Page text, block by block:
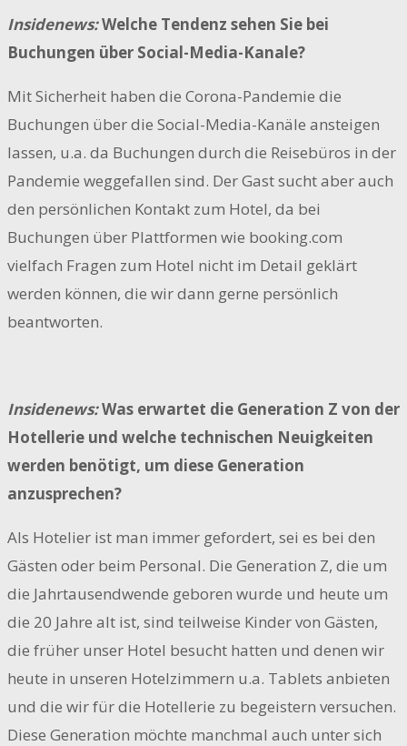
Insidenews:Welche Tendenz sehen Sie bei
Buchungen über Social-Media-Kanale?
Mit Sicherheit haben die Corona-Pandemie die
Buchungen über die Social-Media-Kanäle ansteigen
lassen, u.a. da Buchungen durch die Reisebüros in der
Pandemie weggefallen sind. Der Gast sucht aber auch
den persönlichen Kontakt zum Hotel, da bei
Buchungen über Plattformen wie booking.com
vielfach Fragen zum Hotel nicht im Detail geklärt
werden können, die wir dann gerne persönlich
beantworten.
Insidenews:Was erwartet die Generation Z von der
Hotellerie und welche technischen Neuigkeiten
werden benötigt, um diese Generation
anzusprechen?
Als Hotelier ist man immer gefordert, sei es bei den
Gästen oder beim Personal. Die Generation Z, die um
die Jahrtausendwende geboren wurde und heute um
die 20 Jahre alt ist, sind teilweise Kinder von Gästen,
die früher unser Hotel besucht hatten und denen wir
heute in unseren Hotelzimmern u.a. Tablets anbieten
und die wir für die Hotellerie zu begeistern versuchen.
Diese Generation möchte manchmal auch unter sich